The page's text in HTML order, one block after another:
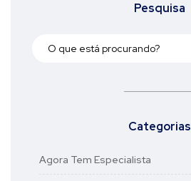
Pesquisa
Categorias
Agora Tem Especialista